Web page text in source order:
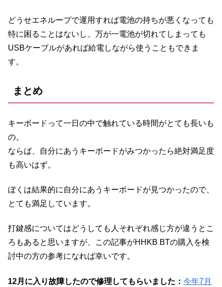
どうせエネループで運用すれば電池の持ちが悪くなっても
特に困ることはないし、万が一電池が切れてしまっても
USBケーブルがあれば給電しながら使うこともできま
す。
まとめ
キーボードって一日の中で触れている時間がとても長いも
の。
ならば、自分にあうキーボードがみつかったら絶対満足度
も高いはず。
ぼくは結果的に自分にあうキーボードが見つかったので、
とても満足しています。
打鍵感についてはどうしても人それぞれ感じ方が違うとこ
ろもあると思いますが、この記事がHHKB BTの購入を検
討中の方の参考になれば幸いです。
12月に入り故障したので修理してもらいました： 今年7月